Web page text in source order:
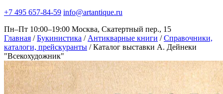
+7 495 657-84-59 info@artantique.ru
Пн–Пт 10:00–19:00 Москва, Скатертный пер., 15
Главная / Букинистика / Антикварные книги / Справочники,
каталоги, прейскуранты / Каталог выставки А. Дейнеки
"Всекохудожник"